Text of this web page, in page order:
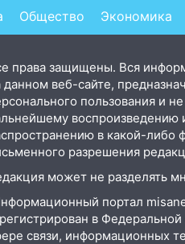
Общество Экономика
права защищены. Вся
данном веб-сайте,
пользования и
воспроизведению
в какой-либо
разрешения
может не разделять
портал
в
связи, информационных